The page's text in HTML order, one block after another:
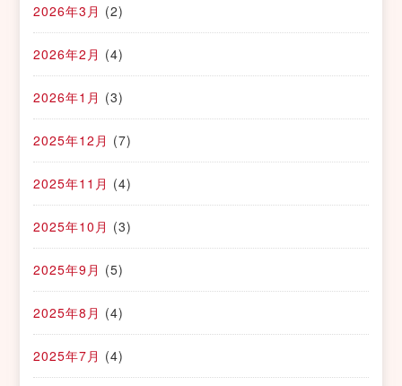
2026年3月 (2)
2026年2月 (4)
2026年1月 (3)
2025年12月 (7)
2025年11月 (4)
2025年10月 (3)
2025年9月 (5)
2025年8月 (4)
2025年7月 (4)